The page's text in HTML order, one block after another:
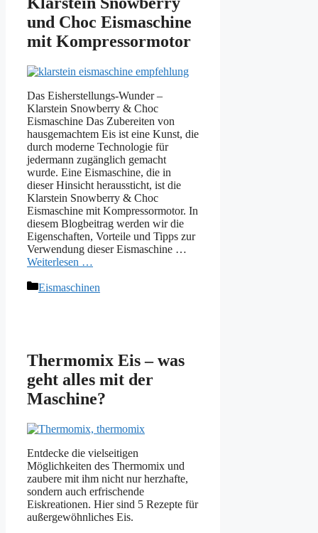
und Choc Eismaschine
mit Kompressormotor
Das Eisherstellungs-Wunder –
Klarstein Snowberry & Choc
Eismaschine Das Zubereiten von
hausgemachtem Eis ist eine Kunst, die
durch moderne Technologie für
jedermann zugänglich gemacht
wurde. Eine Eismaschine, die in
dieser Hinsicht heraussticht, ist die
Klarstein Snowberry & Choc
Eismaschine mit Kompressormotor. In
diesem Blogbeitrag werden wir die
Eigenschaften, Vorteile und Tipps zur
Verwendung dieser Eismaschine …
Weiterlesen …
Kategorien
Eismaschinen
Thermomix Eis – was
geht alles mit der
Maschine?
Entdecke die vielseitigen
Möglichkeiten des Thermomix und
zaubere mit ihm nicht nur herzhafte,
sondern auch erfrischende
Eiskreationen. Hier sind 5 Rezepte für
außergewöhnliches Eis.